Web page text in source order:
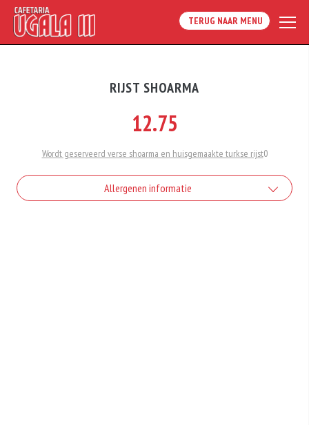
TERUG NAAR MENU
RIJST SHOARMA
12.75
Wordt geserveerd verse shoarma en huisgemaakte turkse rijst0
Allergenen informatie